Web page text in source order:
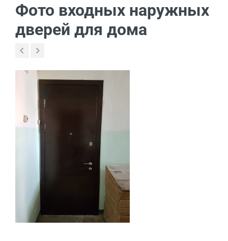
В пределах МКАД и в
радиусе 20 км от него
Свыше 20 км от МКАД 45 руб./км
Подъем до квартиры 200 руб./этаж
Фото входных наружных
дверей для дома